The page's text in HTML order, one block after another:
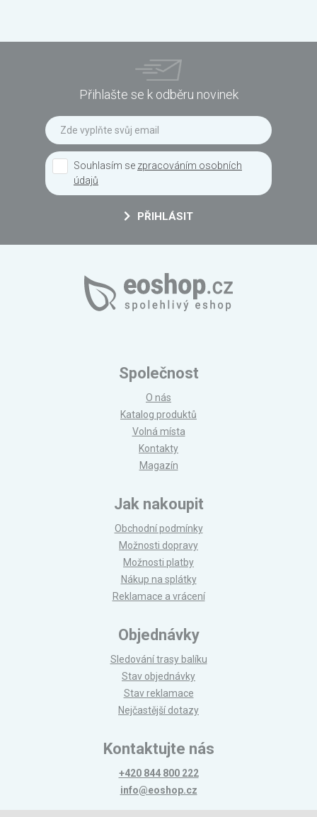
Přihlašte se k odběru novinek
Souhlasím se zpracováním osobních
údajů
PŘIHLÁSIT
Společnost
O nás
Katalog produktů
Volná místa
Kontakty
Magazín
Jak nakoupit
Obchodní podmínky
Možnosti dopravy
Možnosti platby
Nákup na splátky
Reklamace a vrácení
Objednávky
Sledování trasy balíku
Stav objednávky
Stav reklamace
Nejčastější dotazy
Kontaktujte nás
+420 844 800 222
info@eoshop.cz